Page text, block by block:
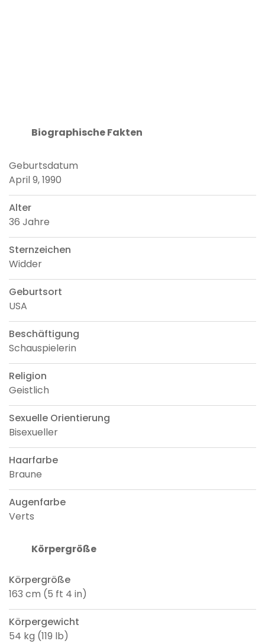
Biographische Fakten
Geburtsdatum
April 9, 1990
Alter
36 Jahre
Sternzeichen
Widder
Geburtsort
USA
Beschäftigung
Schauspielerin
Religion
Geistlich
Sexuelle Orientierung
Bisexueller
Haarfarbe
Braune
Augenfarbe
Verts
Körpergröße
Körpergröße
163 cm (5 ft 4 in)
Körpergewicht
54 kg (119 lb)